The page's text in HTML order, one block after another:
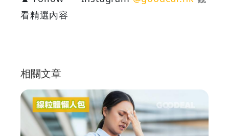
看精選內容
相關文章